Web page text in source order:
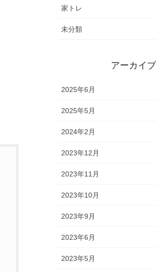
家トレ
未分類
アーカイブ
2025年6月
2025年5月
2024年2月
2023年12月
2023年11月
2023年10月
2023年9月
2023年6月
2023年5月